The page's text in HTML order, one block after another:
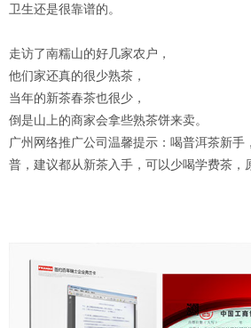
卫生还是很靠谱的。
走访了南糯山的好几家农户，
他们家还真的很少熟茶，
当年的新茶春茶也很少，
倒是山上的商家会拿些熟茶饼来卖。
广州网络推广公司温馨提示：喝普洱茶新手
普，建议都从新茶入手，可以少喝学费茶，